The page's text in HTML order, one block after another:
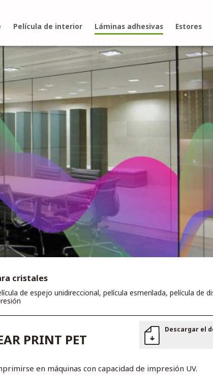
Película de interior Láminas adhesivas Estores
cristales
de espejo unidireccional, película esmerilada, película de
Descargar el
PRINT PET
en máquinas con capacidad de impresión UV.